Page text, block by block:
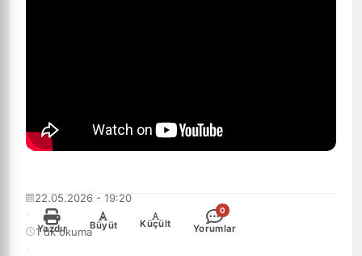
22.05.2026 - 19:20
·
1 dk okuma
·
Yazdır
+
Büyüt
-
Küçült
0
Yorumlar